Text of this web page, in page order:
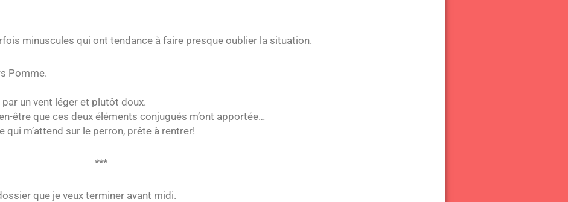
minuscules qui ont tendance à faire presque oublier la situation.
Pomme.
un vent léger et plutôt doux.
être que ces deux éléments conjugués m’ont apportée…
qui m’attend sur le perron, prête à rentrer!
***
que je veux terminer avant midi.